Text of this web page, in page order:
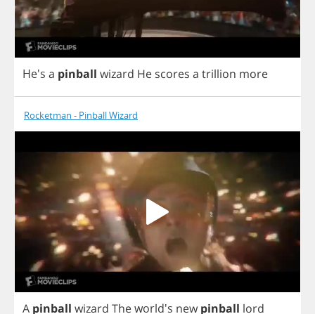
He's a pinball wizard He scores a trillion more
Rocketman - Pinball Wizard
A pinball wizard Theworld's new pinball lord